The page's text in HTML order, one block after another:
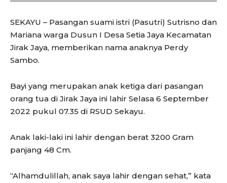
SEKAYU – Pasangan suami istri (Pasutri) Sutrisno dan
Mariana warga Dusun I Desa Setia Jaya Kecamatan
Jirak Jaya, memberikan nama anaknya Perdy
Sambo.
Bayi yang merupakan anak ketiga dari pasangan
orang tua di Jirak Jaya ini lahir Selasa 6 September
2022 pukul 07.35 di RSUD Sekayu.
Anak laki-laki ini lahir dengan berat 3200 Gram
panjang 48 Cm.
“Alhamdulillah, anak saya lahir dengan sehat,” kata